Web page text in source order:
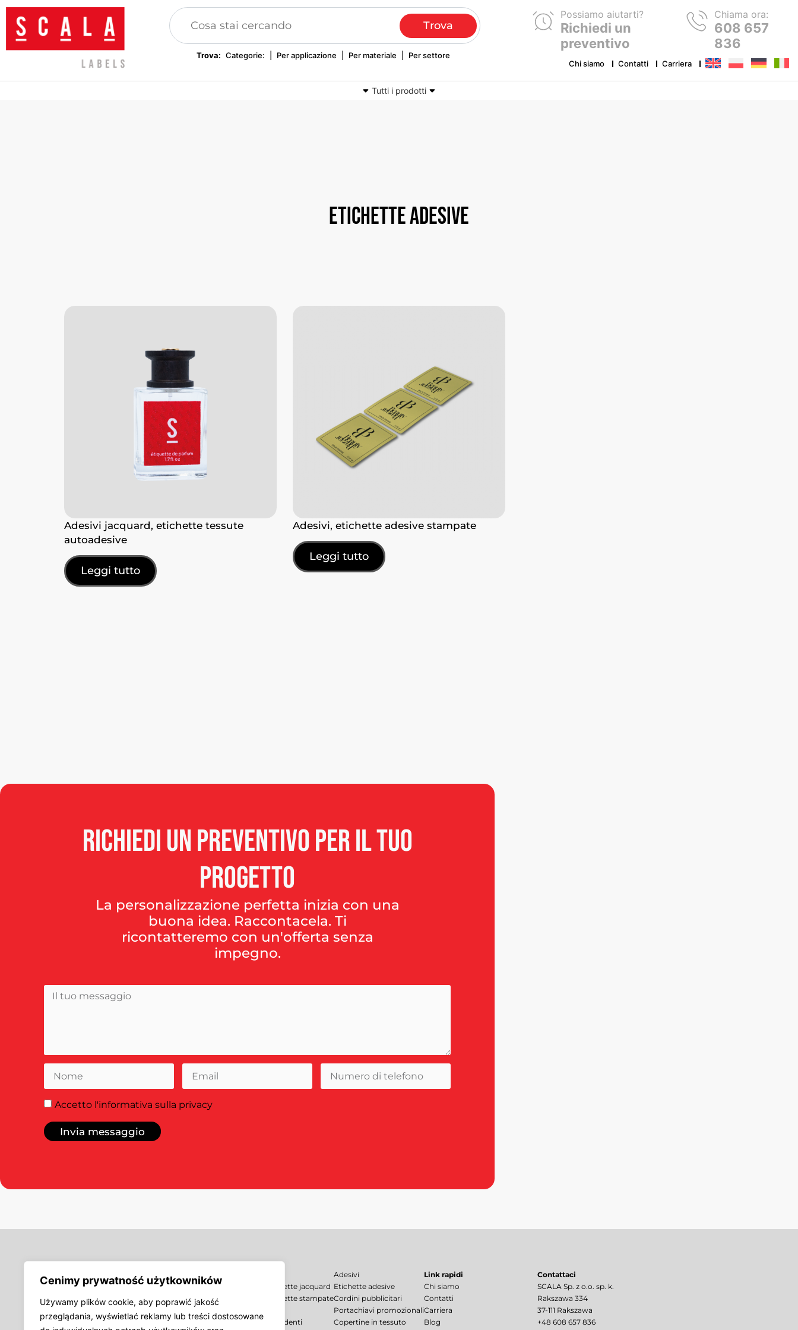
Cenimy prywatność użytkowników
Używamy plików cookie, aby poprawić jakość
przeglądania, wyświetlać reklamy lub treści dostosowane
Trova: Categorie: Per applicazione Per materiale Per settore
Possiamo aiutarti?
Richiedi un
preventivo
Chiama ora:
608 657
836
Chi siamo Contatti Carriera
Tutti i prodotti
Etichette adesive
Adesivi jacquard, etichette tessute
autoadesive
Leggi tutto
Adesivi, etichette adesive stampate
Leggi tutto
Richiediunpreventivoperiltuo
progetto
La personalizzazione perfetta inizia con una
buona idea. Raccontacela. Ti
ricontatteremo con un'offerta senza
impegno.
Accetto l'informativa sulla privacy
Invia messaggio
Offerta
Etichette tessute, etichette jacquard
Etichette tessute, etichette stampate
Cartellini, etichette pendenti
Adesivi
Etichette adesive
Cordini pubblicitari
Portachiavi promozionali
Copertine in tessuto
Link rapidi
Chi siamo
Contatti
Carriera
Blog
Contattaci
SCALA Sp. z o.o. sp. k.
Rakszawa 334
37-111 Rakszawa
+48 608 657 836
Raggiungi il top della